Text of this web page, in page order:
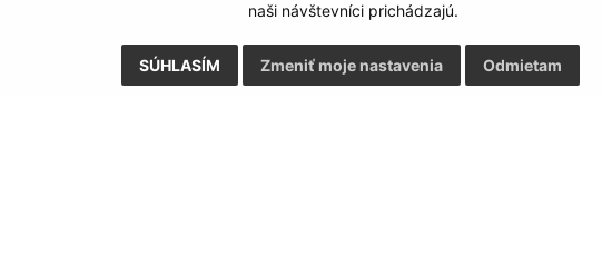
naši návštevníci prichádzajú.
SÚHLASÍM Odmietam
Zmeniť moje nastavenia